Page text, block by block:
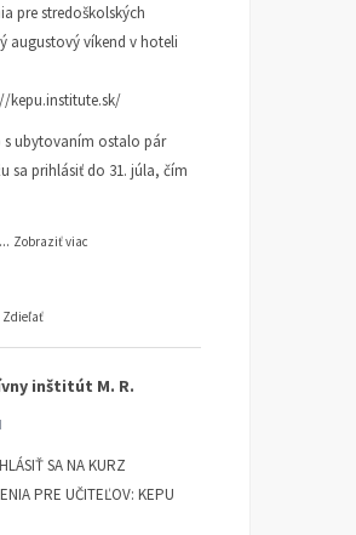
pre stredoškolských
augustový víkend v hoteli
kepu.institute.sk/
ubytovaním ostalo pár
sa prihlásiť do 31. júla, čím
... Zobraziť viac
Zdieľať
inštitút M. R.
SA NA KURZ
PRE UČITEĽOV: KEPU